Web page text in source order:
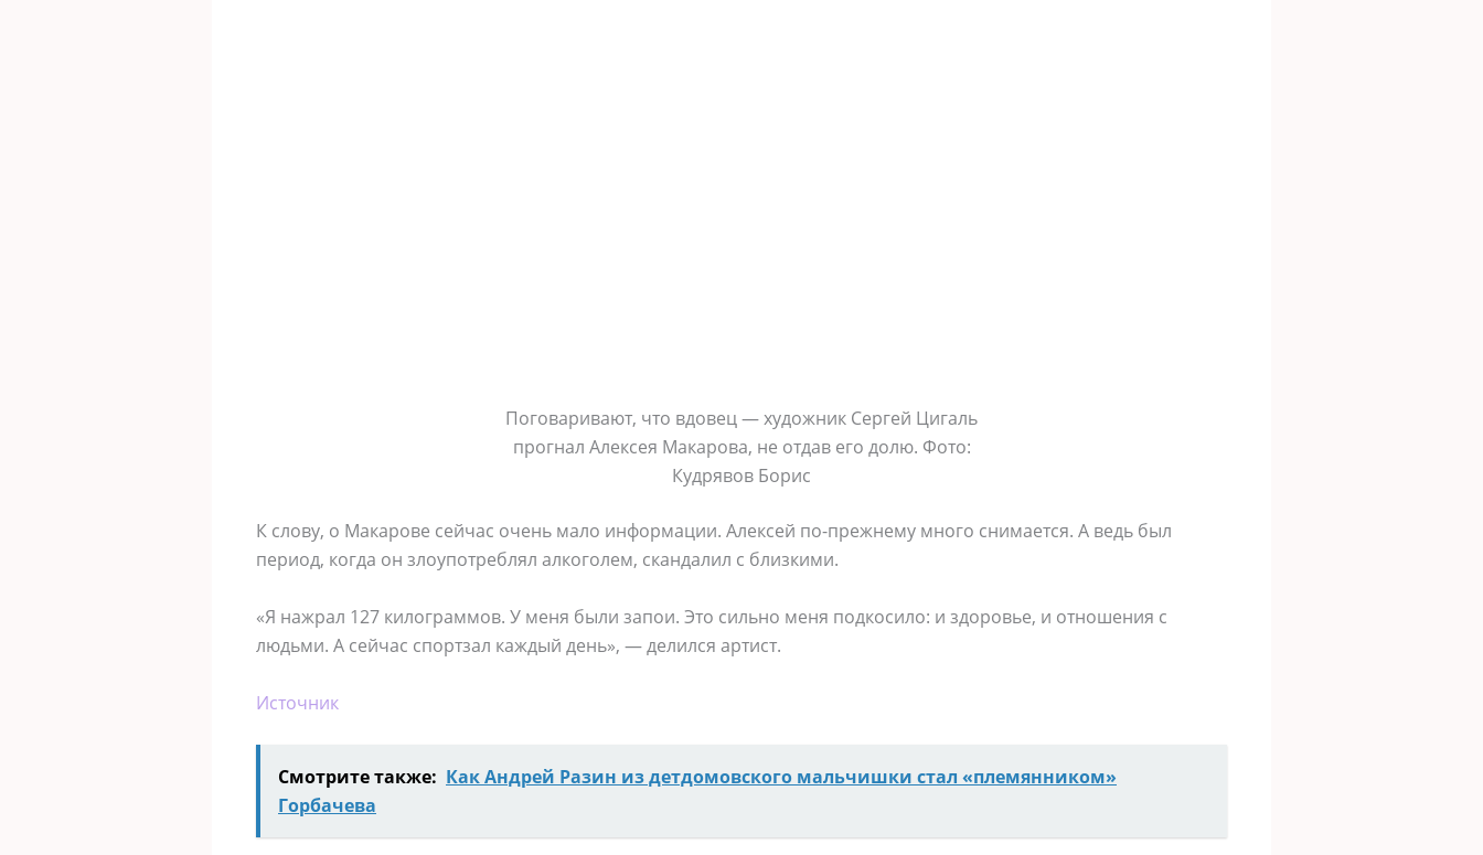
Поговаривают, что вдовец — художник Сергей Цигаль
прогнал Алексея Макарова, не отдав его долю. Фото:
Кудрявов Борис
К слову, о Макарове сейчас очень мало информации. Алексей по-прежнему много снимается. А ведь был
период, когда он злоупотреблял алкоголем, скандалил с близкими.
«Я нажрал 127 килограммов. У меня были запои. Это сильно меня подкосило: и здоровье, и отношения с
людьми. А сейчас спортзал каждый день», — делился артист.
Источник
Смотрите также: Как Андрей Разин из детдомовского мальчишки стал «племянником»
Горбачева